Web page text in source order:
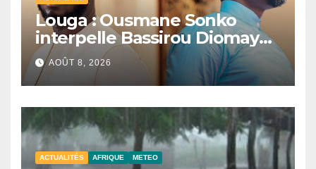
Louga : Ousmane Sonko
interpelle Bassirou Diomaye
Faye sur la date des élections
locales
AOÛT 8, 2026
ACTUALITÉS AFRIQUE METEO